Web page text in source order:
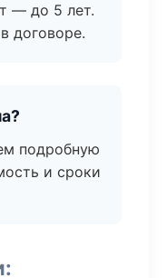
— до 5 лет.
договоре.
подробную
и сроки